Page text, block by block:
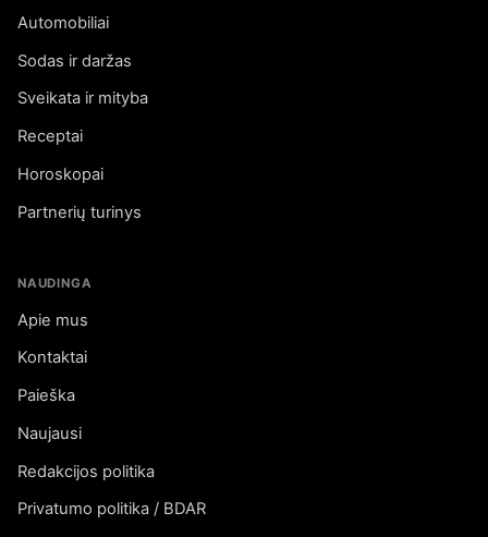
Automobiliai
Sodas ir daržas
Sveikata ir mityba
Receptai
Horoskopai
Partnerių turinys
NAUDINGA
Apie mus
Kontaktai
Paieška
Naujausi
Redakcijos politika
Privatumo politika / BDAR